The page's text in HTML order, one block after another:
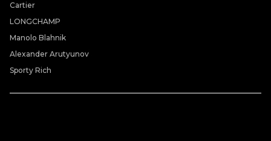
Cartier
LONGCHAMP
Manolo Blahnik
Alexander Arutyunov
Sporty Rich